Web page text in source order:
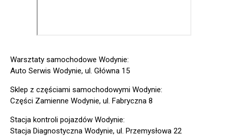
Warsztaty samochodowe Wodynie:
Auto Serwis Wodynie, ul. Główna 15
Sklep z częściami samochodowymi Wodynie:
Części Zamienne Wodynie, ul. Fabryczna 8
Stacja kontroli pojazdów Wodynie:
Stacja Diagnostyczna Wodynie, ul. Przemysłowa 22